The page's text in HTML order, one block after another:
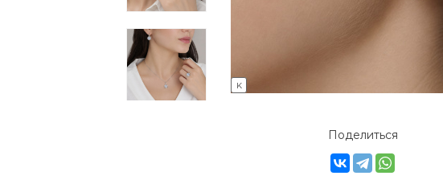
K
Поделиться